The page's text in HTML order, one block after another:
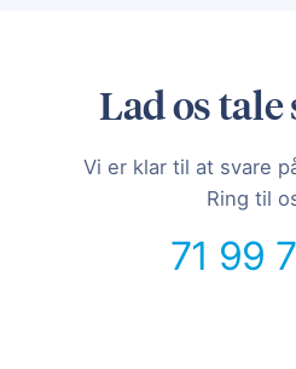
Lad os
Vi er klar til at svare
Ring til
71 99